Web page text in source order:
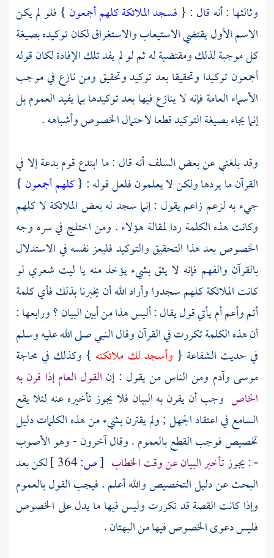
وثالثها : أنه قال : { فسجد الملائكة كلهم أجمعون } فلو لم يكن
الاسم الأول يقتضي الاستيعاب والاستغراق لكان توكيده بصيغة
كل موجبة لذلك ومقتضية له ثم لو لم يفد تلك الإفادة لكان قوله
أجمعون توكيدا وتحقيقا بعد توكيد وتحقيق ومن نازع في موجب
الأسماء العامة فإنه لا ينازع فيها بعد توكيدها بما يفيد العموم بل
إنما يجاء بصيغة التوكيد قطعا لاحتمال الخصوص وأشباهه .
وقد بلغني عن بعض السلف أنه قال : ما ابتدع قوم بدعة إلا في
القرآن ما يردها ولكن لا يعلمون فلعل قوله : {كلهم أجمعون }
جيء به لزعم زاعم يقول : إنما سجد له بعض الملائكة لا كلهم
وكانت هذه الكلمة ردا لمقالة هؤلاء . ومن اختلج في سره وجه
الخصوص بعد هذا التحقيق والتوكيد فليعز نفسه في الاستدلال
بالقرآن والفهم فإنه لا يثق بشيء يؤخذ منه يا ليت شعري لو
كانت الملائكة كلهم سجدوا وأراد الله أن يخبرنا بذلك فأي كلمة
أتم وأعم أم يأتي قول يقال : أليس هذا من أبين البيان ؟ ورابعها :
أن هذه الكلمة تكررت في القرآن وقال النبي صلى الله عليه وسلم
في حديث الشفاعة { وأسجد لك ملائكته } وكذلك في محاجة
موسىوآدم ومن الناس من يقول : إن القول العام إذا قرن به
الخاص وجب أن يقرن به البيان فلا يجوز تأخيره عنه لئلا يقع
السامع في اعتقاد الجهل ; ولم يقترن بشيء من هذه الكلمات دليل
تخصيص فوجب القطع بالعموم . وقال آخرون - وهو الأصوب
- : يجوزتأخير البيان عن وقت الخطاب [ص:
لكن بعد
البحث عن دليل التخصيص والله أعلم . فيجب القول بالعموم
وإذا كانت القصة قد تكررت وليس فيها ما يدل على الخصوص
فليس دعوى الخصوص فيها من البهتان .